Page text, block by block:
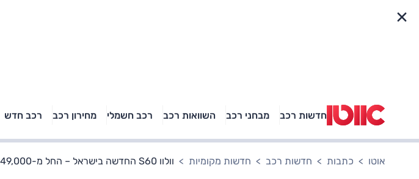
חדשות רכב מבחני רכב השוואות רכב רכב חשמלי מחירון רכב רכב חדש
באיזה רכב פנאי נוסעת
טויוטה ראב 4, קיה
ספורטאז' לונג ויונדאי
הנייר ועל הכביש
אוטו כתבות חדשות רכב חדשות מקומיות וולוו S60 החדשה בישראל – החל מ-249,000 שקלים